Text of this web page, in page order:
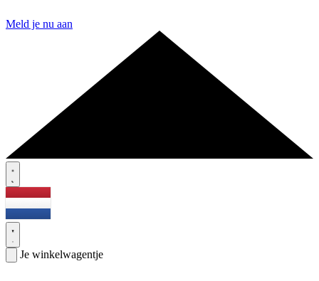
Meld je nu aan
Je winkelwagentje